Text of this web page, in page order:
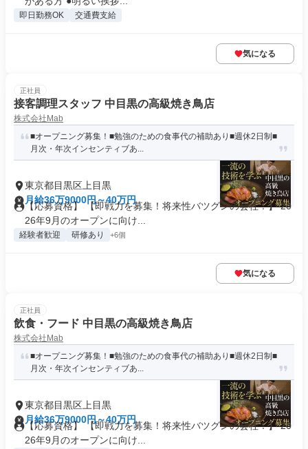
即日勤務OK 交通費支給
気になる
正社員
接客調理スタッフ 中目黒の高級焼き鳥店
株式会社Mab
■オープニング募集！■勉強のための食事代の補助あり■週休2日制■
月次・年次インセンティブあ...
東京都目黒区上目黒
月給36万9000円～40万円
【応募資格】 【即戦力を募集！将来性バツグンの会社！】 20
26年9月のオープンに向け...
経験者歓迎 研修あり +6個
気になる
正社員
飲食・フード 中目黒の高級焼き鳥店
株式会社Mab
■オープニング募集！■勉強のための食事代の補助あり■週休2日制■
月次・年次インセンティブあ...
東京都目黒区上目黒
月給36万9000円～40万円
【応募資格】 【即戦力を募集！将来性バツグンの会社！】 20
26年9月のオープンに向け...